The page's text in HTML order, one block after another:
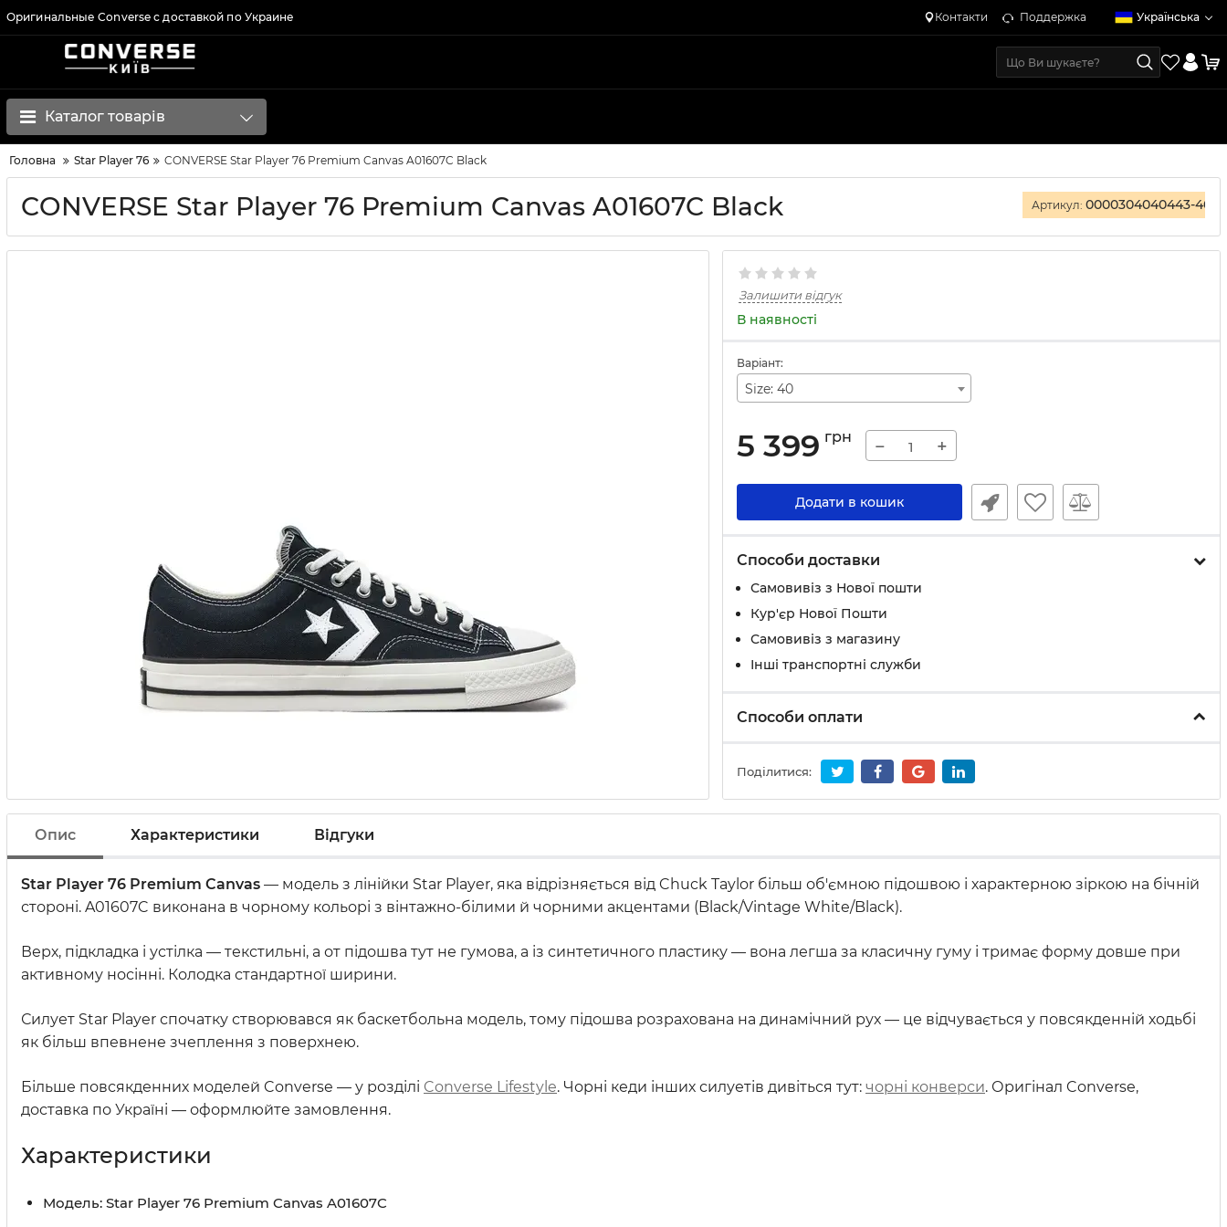
Оригинальные Converse с доставкой по Украине Контакти Поддержка Українська
Каталог товарів
Головна Star Player 76 CONVERSE Star Player 76 Premium Canvas A01607C Black
CONVERSE Star Player 76 Premium Canvas A01607C Black Артикул: 0000304040443-40
Залишити відгук
В наявності
Варіант:
Size: 40
5 399 грн − +
Додати в кошик
Способи доставки
Самовивіз з Нової пошти
Кур'єр Нової Пошти
Самовивіз з магазину
Інші транспортні служби
Способи оплати
Поділитися:
Опис Характеристики Відгуки
Star Player 76 Premium Canvas — модель з лінійки Star Player, яка відрізняється від Chuck Taylor більш об'ємною підошвою і характерною зіркою на бічній
стороні. A01607C виконана в чорному кольорі з вінтажно-білими й чорними акцентами (Black/Vintage White/Black).
Верх, підкладка і устілка — текстильні, а от підошва тут не гумова, а із синтетичного пластику — вона легша за класичну гуму і тримає форму довше при
активному носінні. Колодка стандартної ширини.
Силует Star Player спочатку створювався як баскетбольна модель, тому підошва розрахована на динамічний рух — це відчувається у повсякденній ходьбі
як більш впевнене зчеплення з поверхнею.
Більше повсякденних моделей Converse — у розділі Converse Lifestyle. Чорні кеди інших силуетів дивіться тут: чорні конверси. Оригінал Converse,
доставка по Україні — оформлюйте замовлення.
Характеристики
Модель: Star Player 76 Premium Canvas A01607C